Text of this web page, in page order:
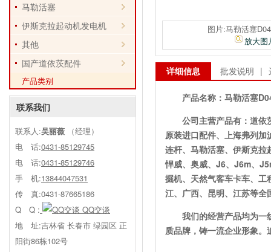
马勒活塞
伊斯克拉起动机发电机
其他
国产道依茨配件
产品类别
联系我们
联系人:吴丽薇 （经理）
电 话:0431-85129745
电 话:0431-85129746
手 机:13844047531
传 真:0431-87665186
Q Q :
QQ交谈
地 址:吉林省 长春市 绿园区 正
阳街86栋102号
图片:马勒活塞
放大图
详细信息 批发说明 |
产品名称： 马勒活塞
公司主营产品有：道依
原装进口配件、上海弗列
连杆、马勒活塞、伊斯克
悍威、奥威、J6、J6m、
掘机、天然气客车卡车、
江、广西、昆明、江苏等全
我们的经营产品均为一
质品牌，铸一流企业形象